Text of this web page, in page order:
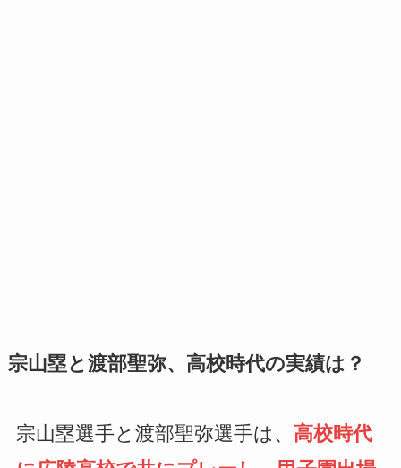
宗山塁と渡部聖弥、高校時代の実績は？
宗山塁選手と渡部聖弥選手は、 高校時代